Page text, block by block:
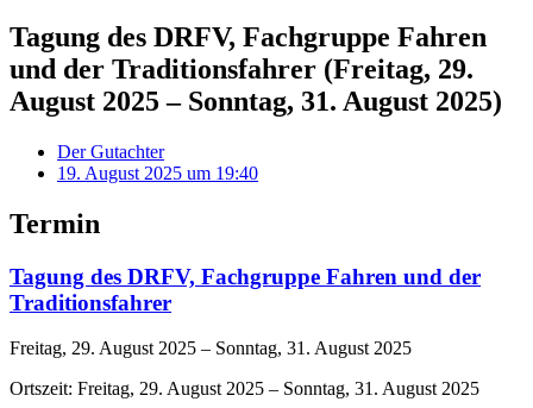
Tagung des DRFV, Fachgruppe Fahren
und der Traditionsfahrer (Freitag, 29.
August 2025 – Sonntag, 31. August 2025)
Der Gutachter
19. August 2025 um 19:40
Termin
Tagung des DRFV, Fachgruppe Fahren und der
Traditionsfahrer
Freitag, 29. August 2025 – Sonntag, 31. August 2025
Ortszeit: Freitag, 29. August 2025 – Sonntag, 31. August 2025